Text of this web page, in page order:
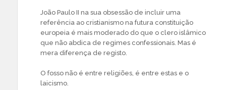
João Paulo II na sua obsessão de incluir uma
referência ao cristianismo na futura constituição
europeia é mais moderado do que o clero islâmico
que não abdica de regimes confessionais. Mas é
mera diferença de registo.
O fosso não é entre religiões, é entre estas e o
laicismo.